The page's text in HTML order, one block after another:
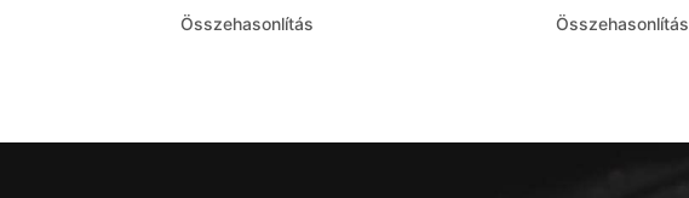
Összehasonlítás Összehasonlítás